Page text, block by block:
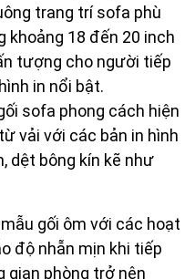
trang trí sofa phù
khoảng 18 đến 20 inch
tượng cho người tiếp
in nổi bật.
sofa phong cách hiện
vải với các bản in hình
dệt bông kín kẽ như
gối ôm với các hoạt
độ nhẵn mịn khi tiếp
gian phòng trở nên